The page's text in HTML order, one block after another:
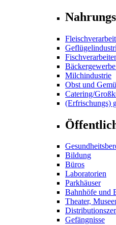
Milchindustrie
Obst und
Catering/
(Erfrischungs)
Bildung
Büros
Laboratorien
Parkhäuser
Bahnhöfe und
Theater,
Gefängnisse